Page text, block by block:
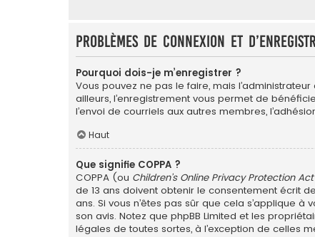
Problèmes de connexion et
Pourquoi dois-je m’enregistrer ?
Vous pouvez ne pas le faire, mais
ailleurs, l’enregistrement vous permet de
l’envoi de courriels aux autres membres,
Haut
Que signifie COPPA ?
COPPA (ou Children’s Online Privacy Protection Act
de 13 ans doivent obtenir le consentement écrit
ans. Si vous n’êtes pas sûr que cela s’applique
son avis. Notez que phpBB Limited et les
légales de toutes sortes, à l’exception de celles